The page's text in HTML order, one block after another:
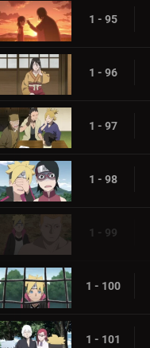
1 - 95
1 - 96
1 - 97
1 - 98
1 - 99
1 - 100
1 - 101